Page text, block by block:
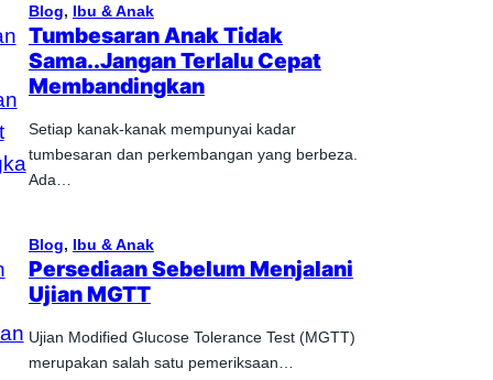
Blog, Ibu & Anak
Tumbesaran Anak Tidak
Sama..Jangan Terlalu Cepat
Membandingkan
Setiap kanak-kanak mempunyai kadar
tumbesaran dan perkembangan yang berbeza.
Ada…
Blog, Ibu & Anak
Persediaan Sebelum Menjalani
Ujian MGTT
Ujian Modified Glucose Tolerance Test (MGTT)
merupakan salah satu pemeriksaan…